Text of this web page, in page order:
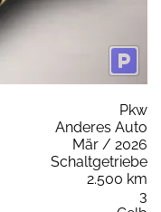
Pkw
Anderes Auto
Mär / 2026
Schaltgetriebe
2.500 km
3